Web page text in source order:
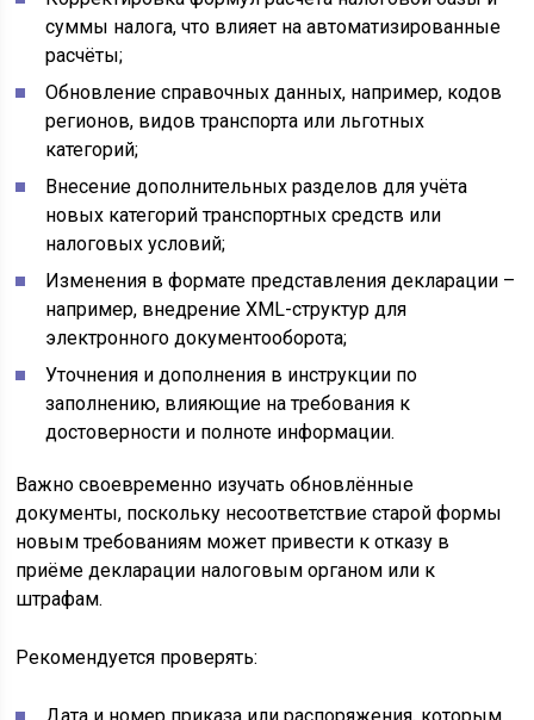
суммы налога, что влияет на автоматизированные
расчёты;
Обновление справочных данных, например, кодов
регионов, видов транспорта или льготных
категорий;
Внесение дополнительных разделов для учёта
новых категорий транспортных средств или
налоговых условий;
Изменения в формате представления декларации –
например, внедрение XML-структур для
электронного документооборота;
Уточнения и дополнения в инструкции по
заполнению, влияющие на требования к
достоверности и полноте информации.
Важно своевременно изучать обновлённые
документы, поскольку несоответствие старой формы
новым требованиям может привести к отказу в
приёме декларации налоговым органом или к
штрафам.
Рекомендуется проверять: